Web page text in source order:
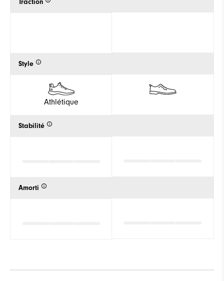
Traction
Style
Athlétique
Stabilité
Amorti